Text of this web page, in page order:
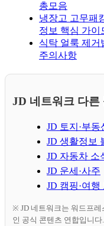
총모음
냉장고 고무패
정보 핵심 가이
식탁 얼룩 제
주의사항
JD 네트워크 다른
JD 토지·부동
JD 생활정보
JD 자동차 소
JD 운세·사주
JD 캠핑·여행
※ JD 네트워크는 워드프레
인 공식 콘텐츠 연합입니다.